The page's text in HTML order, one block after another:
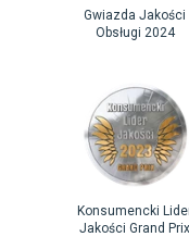
Gwiazda Jakości
Obsługi 2024
Konsumencki
Jakości Grand Prix